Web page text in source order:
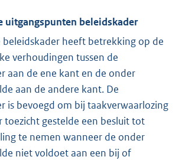
uitgangspunten beleidskader
beleidskader heeft betrekking op de
verhoudingen tussen de
aan de ene kant en de onder
aan de andere kant. De
is bevoegd om bij taakverwaarlozing
toezicht gestelde een besluit tot
te nemen wanneer de onder
niet voldoet aan een bij of